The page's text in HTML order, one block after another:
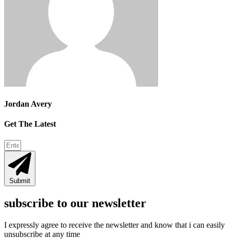
Jordan Avery
Get The Latest
Submit
subscribe to our newsletter
I expressly agree to receive the newsletter and know that i can easily
unsubscribe at any time